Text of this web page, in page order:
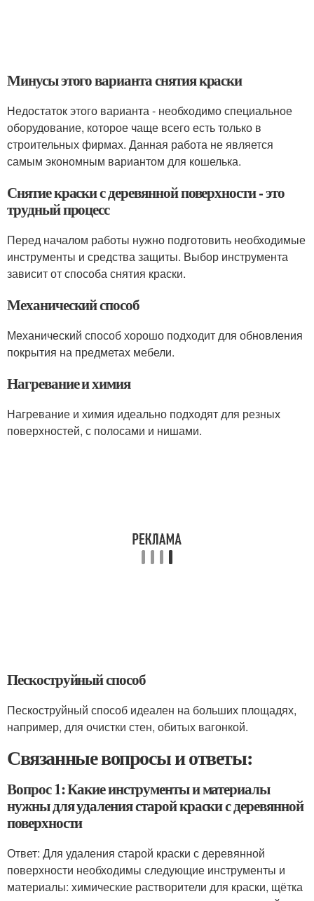
Минусы этого варианта снятия краски
Недостаток этого варианта - необходимо специальное
оборудование, которое чаще всего есть только в
строительных фирмах. Данная работа не является
самым экономным вариантом для кошелька.
Снятие краски с деревянной поверхности - это
трудный процесс
Перед началом работы нужно подготовить необходимые
инструменты и средства защиты. Выбор инструмента
зависит от способа снятия краски.
Механический способ
Механический способ хорошо подходит для обновления
покрытия на предметах мебели.
Нагревание и химия
Нагревание и химия идеально подходят для резных
поверхностей, с полосами и нишами.
Пескоструйный способ
Пескоструйный способ идеален на больших площадях,
например, для очистки стен, обитых вагонкой.
Связанные вопросы и ответы:
Вопрос 1: Какие инструменты и материалы
нужны для удаления старой краски с деревянной
поверхности
Ответ: Для удаления старой краски с деревянной
поверхности необходимы следующие инструменты и
материалы: химические растворители для краски, щётка